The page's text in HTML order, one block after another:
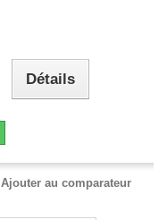
Détails
Ajouter au comparateur